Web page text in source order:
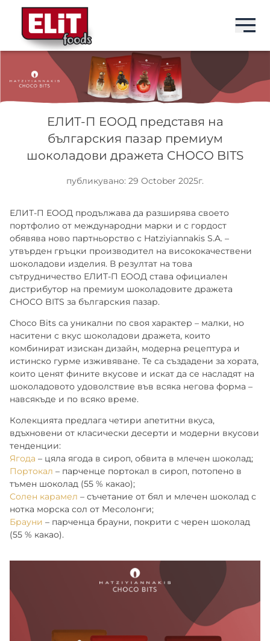
EN
БРАНДОВЕ
EN
ELIT
ELIT NUT BAR
ELIT PROTEIN BAR
МИЛКИС
ИДЕАЛ
МАРКИЗИТЕ
КРУДЕЛИ
DOLCE FIORE
SNUX
ПРОДУКТИ
EN
БАРОВЕ
СЕМЕНА
СЛАДКИ
СНАКС
СУШЕНИ ПЛОДОВЕ
EN
ЗА НАС
ПЕНЕЛОПА ГРУП
ИСТОРИЯ
ПРОИЗВОДСТВО
ПАЗАРИ
ПАРТНЬОРИ
НОВИНИ
КОНТАКТИ
ЕЛИТ-П ЕООД представя на
българския пазар премиум
шоколадови дражета CHOCO BITS
публикувано: 29 October 2025г.
ЕЛИТ-П ЕООД продължава да разширява своето
портфолио от международни марки и с гордост
обявява ново партньорство с Hatziyiannakis S.A. –
утвърден гръцки производител на висококачествени
шоколадови изделия. В резултат на това
сътрудничество ЕЛИТ-П ЕООД става официален
дистрибутор на премиум шоколадовите дражета
CHOCO BITS за българския пазар.
Choco Bits са уникални по своя характер – малки, но
наситени с вкус шоколадови дражета, които
комбинират изискан дизайн, модерна рецептура и
истинско гурме изживяване. Те са създадени за хората,
които ценят фините вкусове и искат да се насладят на
шоколадовото удоволствие във всяка негова форма –
навсякъде и по всяко време.
Колекцията предлага четири апетитни вкуса,
вдъхновени от класически десерти и модерни вкусови
тенденции:
Ягода – цяла ягода в сироп, обвита в млечен шоколад;
Портокал – парченце портокал в сироп, потопено в
тъмен шоколад (55 % какао);
Солен карамел – съчетание от бял и млечен шоколад с
нотка морска сол от Месолонги;
Брауни – парченца брауни, покрити с черен шоколад
(55 % какао).